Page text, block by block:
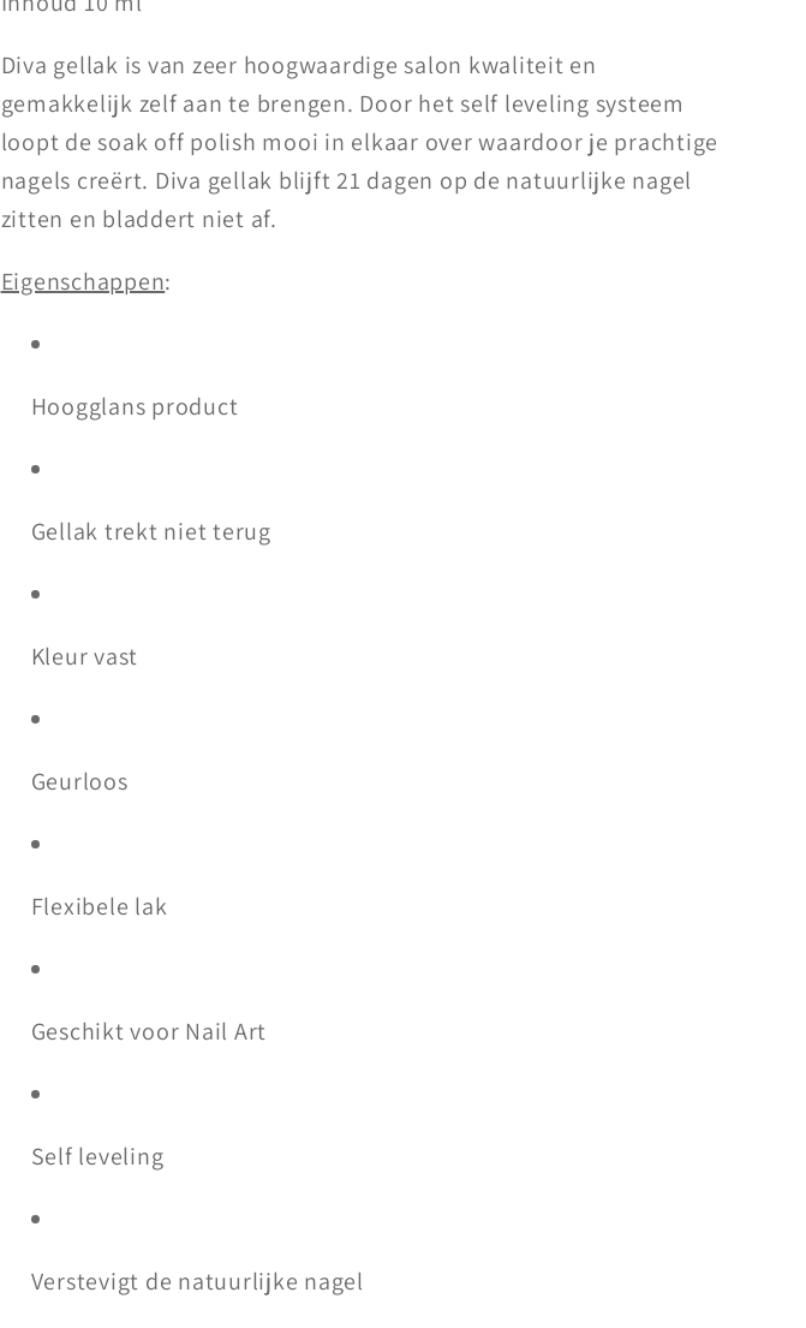
Diva gellak is van zeer hoogwaardige salon kwaliteit en
gemakkelijk zelf aan te brengen. Door het self leveling systeem
loopt de soak off polish mooi in elkaar over waardoor je prachtige
nagels creërt. Diva gellak blijft 21 dagen op de natuurlijke nagel
zitten en bladdert niet af.
Eigenschappen:
Hoogglans product
Gellak trekt niet terug
Kleur vast
Geurloos
Flexibele lak
Geschikt voor Nail Art
Self leveling
Verstevigt de natuurlijke nagel